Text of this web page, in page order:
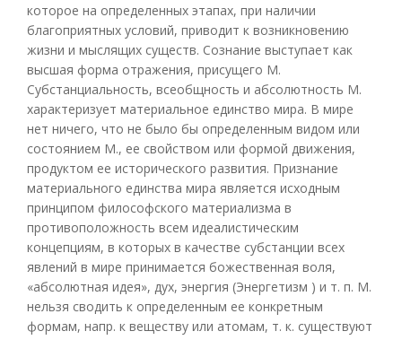
которое на определенных этапах, при наличии
благоприятных условий, приводит к возникновению
жизни и мыслящих существ. Сознание выступает как
высшая форма отражения, присущего M.
Субстанциальность, всеобщность и абсолютность М.
характеризует материальное единство мира. В мире
нет ничего, что не было бы определенным видом или
состоянием М., ее свойством или формой движения,
продуктом ее исторического развития. Признание
материального единства мира является исходным
принципом философского материализма в
противоположность всем идеалистическим
концепциям, в которых в качестве субстанции всех
явлений в мире принимается божественная воля,
«абсолютная идея», дух, энергия (Энергетизм ) и т. п. М.
нельзя сводить к определенным ее конкретным
формам, напр. к веществу или атомам, т. к. существуют